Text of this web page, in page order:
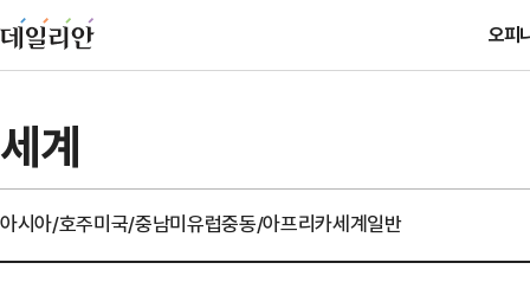
오피
세계
아시아/호주미국/중남미유럽중동/아프리카세계일반